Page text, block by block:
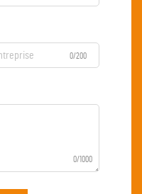
0/200
0/1000